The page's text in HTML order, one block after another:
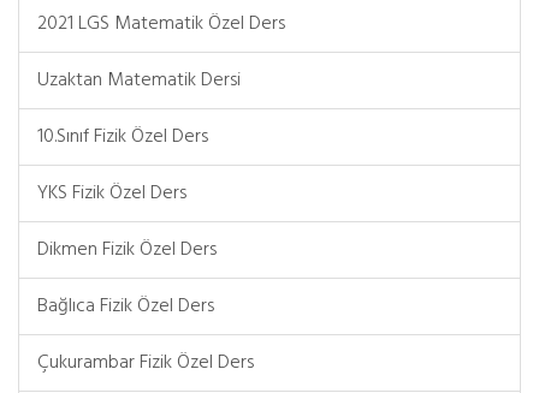
2021 LGS Matematik Özel Ders
Uzaktan Matematik Dersi
10.Sınıf Fizik Özel Ders
YKS Fizik Özel Ders
Dikmen Fizik Özel Ders
Bağlıca Fizik Özel Ders
Çukurambar Fizik Özel Ders